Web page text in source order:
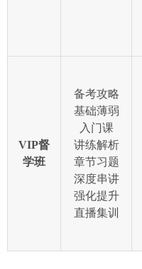
VIP督
学班
备考攻略
基础薄弱
入门课
讲练解析
章节习题
深度串讲
强化提升
直播集训